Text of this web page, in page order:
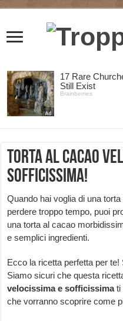
Torta al cacao
sofficissima!
Quando hai voglia di una
perdere troppo tempo, puoi
una torta al cacao
e semplici ingredienti.
Ecco la ricetta perfetta per
Siamo sicuri che questa
velocissima e sofficissimati
che vorranno scoprire come